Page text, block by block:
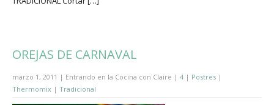
OREJAS DE CARNAVAL
marzo 1, 2011 | Entrando en la Cocina con Claire | 4 | Postres |
Thermomix | Tradicional